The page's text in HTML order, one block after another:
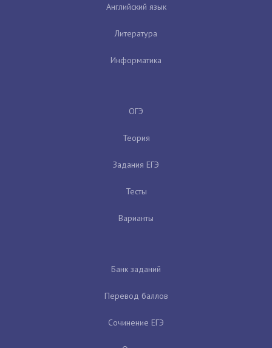
Английский язык
Литература
Информатика
ОГЭ
Теория
Задания ЕГЭ
Тесты
Варианты
Банк заданий
Перевод баллов
Сочинение ЕГЭ